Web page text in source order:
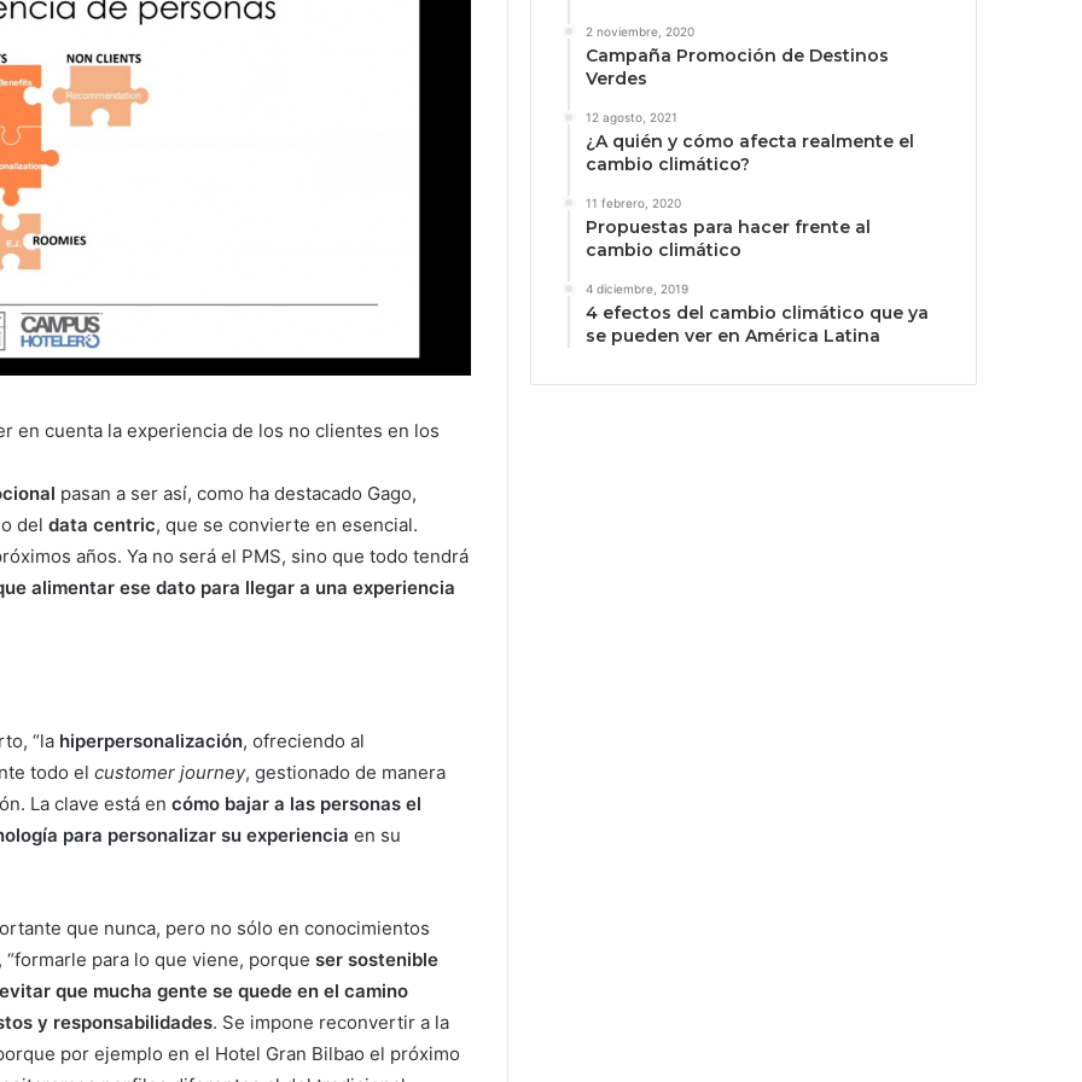
en cuenta la experiencia de los no clientes en los
pasan a ser así, como ha destacado Gago,
del data centric, que se convierte en esencial.
años. Ya no será el PMS, sino que todo tendrá
alimentar ese dato para llegar a una experiencia
“la hiperpersonalización, ofreciendo al
todo el customer journey, gestionado de manera
La clave está en cómo bajar a las personas el
para personalizar su experiencia en su
que nunca, pero no sólo en conocimientos
para lo que viene, porque ser sostenible
que mucha gente se quede en el camino
y responsabilidades. Se impone reconvertir a la
por ejemplo en el Hotel Gran Bilbao el próximo
2 noviembre, 2020
Campaña Promoción de Destinos
Verdes
12 agosto, 2021
¿A quién y cómo afecta realmente el
cambio climático?
11 febrero, 2020
Propuestas para hacer frente al
cambio climático
4 diciembre, 2019
4 efectos del cambio climático que ya
se pueden ver en América Latina